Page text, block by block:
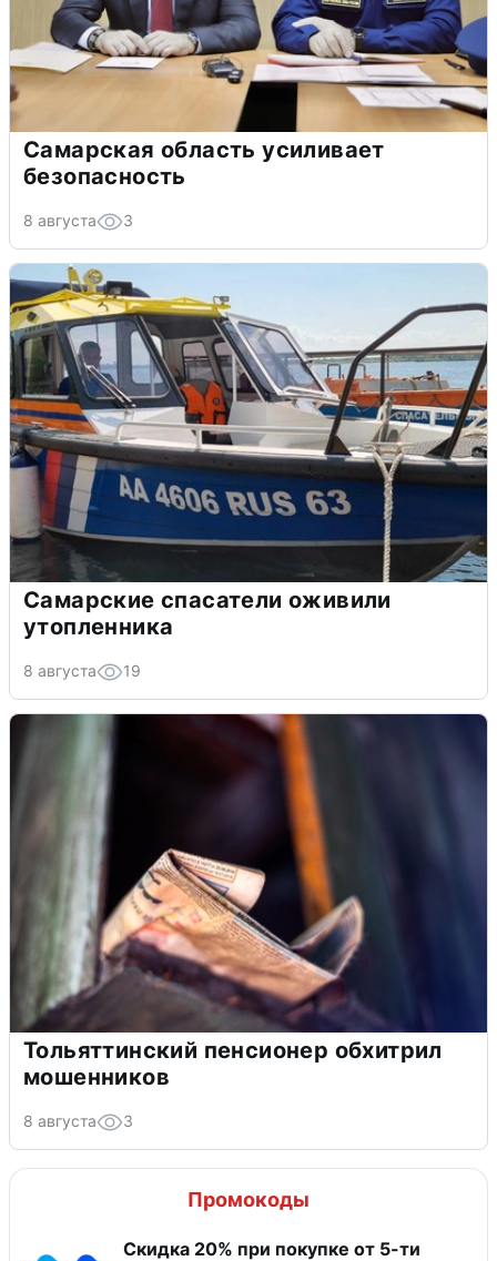
Самарская область усиливает
безопасность
8 августа 3
Самарские спасатели оживили
утопленника
8 августа 19
Тольяттинский пенсионер обхитрил
мошенников
8 августа 3
Промокоды
Скидка 20% при покупке от 5-ти